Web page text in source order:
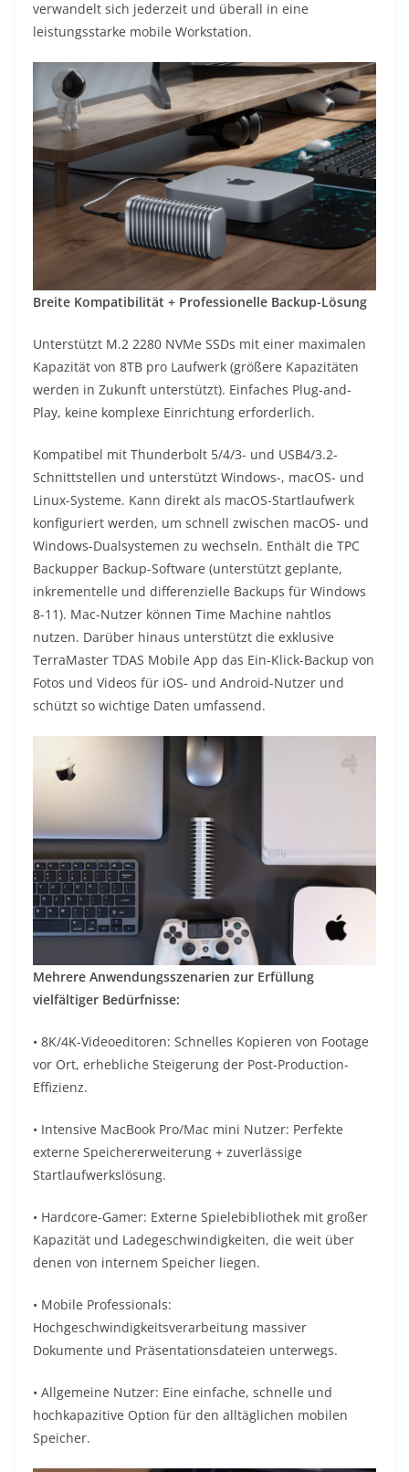
verwandelt sich jederzeit und überall in eine
leistungsstarke mobile Workstation.
Breite Kompatibilität + Professionelle Backup-Lösung
Unterstützt M.2 2280 NVMe SSDs mit einer maximalen
Kapazität von 8TB pro Laufwerk (größere Kapazitäten
werden in Zukunft unterstützt). Einfaches Plug-and-
Play, keine komplexe Einrichtung erforderlich.
Kompatibel mit Thunderbolt 5/4/3- und USB4/3.2-
Schnittstellen und unterstützt Windows-, macOS- und
Linux-Systeme. Kann direkt als macOS-Startlaufwerk
konfiguriert werden, um schnell zwischen macOS- und
Windows-Dualsystemen zu wechseln. Enthält die TPC
Backupper Backup-Software (unterstützt geplante,
inkrementelle und differenzielle Backups für Windows
8-11). Mac-Nutzer können Time Machine nahtlos
nutzen. Darüber hinaus unterstützt die exklusive
TerraMaster TDAS Mobile App das Ein-Klick-Backup von
Fotos und Videos für iOS- und Android-Nutzer und
schützt so wichtige Daten umfassend.
Mehrere Anwendungsszenarien zur Erfüllung
vielfältiger Bedürfnisse:
• 8K/4K-Videoeditoren: Schnelles Kopieren von Footage
vor Ort, erhebliche Steigerung der Post-Production-
Effizienz.
• Intensive MacBook Pro/Mac mini Nutzer: Perfekte
externe Speichererweiterung + zuverlässige
Startlaufwerkslösung.
• Hardcore-Gamer: Externe Spielebibliothek mit großer
Kapazität und Ladegeschwindigkeiten, die weit über
denen von internem Speicher liegen.
• Mobile Professionals:
Hochgeschwindigkeitsverarbeitung massiver
Dokumente und Präsentationsdateien unterwegs.
• Allgemeine Nutzer: Eine einfache, schnelle und
hochkapazitive Option für den alltäglichen mobilen
Speicher.